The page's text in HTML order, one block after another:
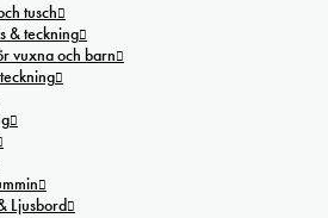
tusch
& teckning
vuxna och barn
Ljusbord